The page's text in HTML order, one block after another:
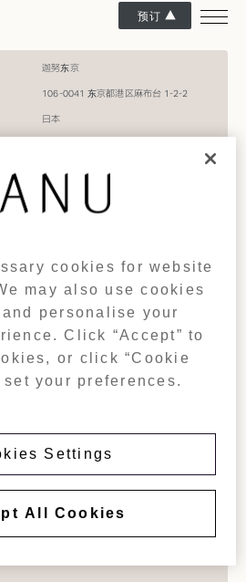
预订
迦努东京
106-0041 东京都港区麻布台 1-2-2
日本
预订​
电话: +81 3 6731 2312​
电子邮件:
janutokyo.res@janu.com
cookies for website
may also use cookies
personalise your
Click “Accept” to
or click “Cookie
set your preferences.
Settings
All Cookies